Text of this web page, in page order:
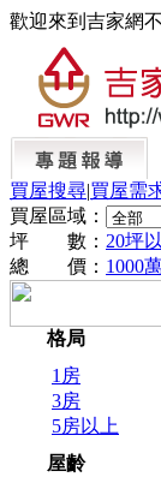
歡迎來到吉家網
買屋搜尋|買屋需
買屋區域：
坪 數： 20坪
總 價： 1000
格局
1房
3房
5房以上
屋齡